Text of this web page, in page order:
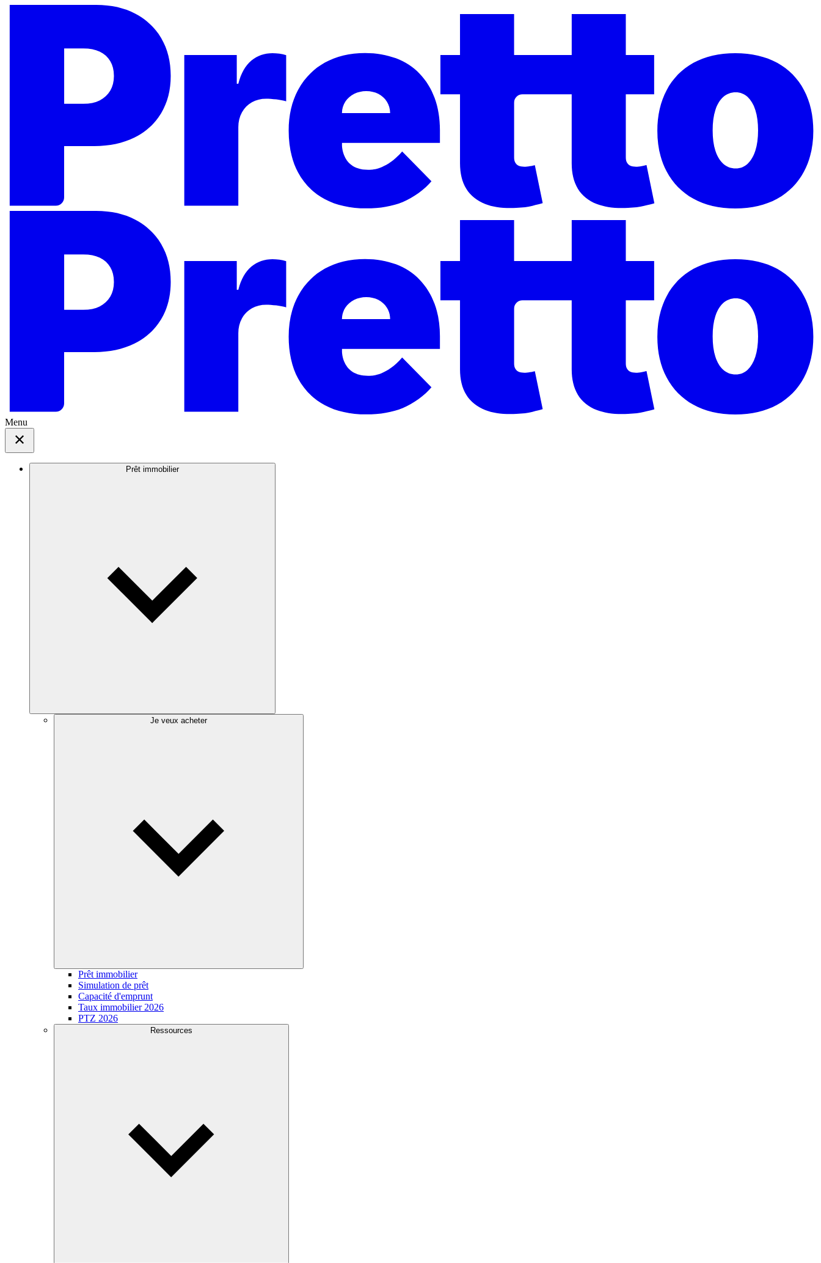
Menu
Prêt immobilier
Je veux acheter
Prêt immobilier
Simulation de prêt
Capacité d'emprunt
Taux immobilier 2026
PTZ 2026
Ressources